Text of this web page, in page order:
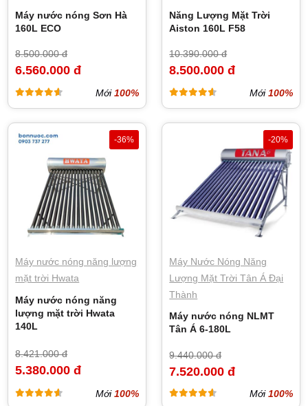
Máy nước nóng Sơn Hà
160L ECO
8.500.000 đ
6.560.000 đ
Mới100%
Năng Lượng Mặt Trời
Aiston 160L F58
10.390.000 đ
8.500.000 đ
Mới100%
-36%
Máy nước nóng năng lượng
mặt trời Hwata
Máy nước nóng năng
lượng mặt trời Hwata
140L
8.421.000 đ
5.380.000 đ
Mới100%
-20%
Máy Nước Nóng Năng
Lượng Mặt Trời Tân Á Đại
Thành
Máy nước nóng NLMT
Tân Á 6-180L
9.440.000 đ
7.520.000 đ
Mới100%